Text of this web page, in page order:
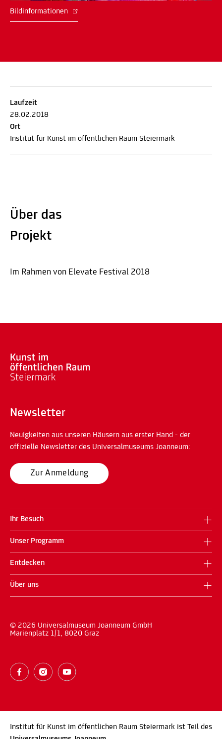
Bildinformationen
Laufzeit
28.02.2018
Ort
Institut für Kunst im öffentlichen Raum Steiermark
Über das
Projekt
Im Rahmen von Elevate Festival 2018
Newsletter
Neuigkeiten aus unseren Häusern aus erster Hand - der
offizielle Newsletter des Universalmuseums Joanneum:
Zur Anmeldung
Ihr Besuch
Unser Programm
Entdecken
Über uns
© 2026 Universalmuseum Joanneum GmbH
Marienplatz 1/1, 8020 Graz
Institut für Kunst im öffentlichen Raum Steiermark ist Teil des